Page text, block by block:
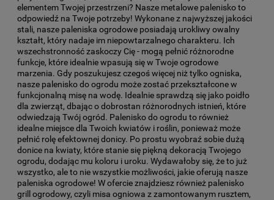
elementem Twojej przestrzeni? Nasze metalowe palenisko to
odpowiedź na Twoje potrzeby! Wykonane z najwyższej jakości
stali, nasze paleniska ogrodowe posiadają urokliwy owalny
kształt, który nadaje im niepowtarzalnego charakteru. Ich
wszechstronność zaskoczy Cię - mogą pełnić różnorodne
funkcje, które idealnie wpasują się w Twoje ogrodowe
marzenia. Gdy poszukujesz czegoś więcej niż tylko ogniska,
nasze palenisko do ogrodu może zostać przekształcone w
funkcjonalną misę na wodę. Idealnie sprawdzą się jako poidło
dla zwierząt, dbając o dobrostan różnorodnych istnień, które
odwiedzają Twój ogród. Palenisko do ogrodu to również
idealne miejsce dla Twoich kwiatów i roślin, ponieważ może
pełnić rolę efektownej donicy. Po prostu wyobraź sobie dużą
donice na kwiaty, które stanie się piękną dekoracją Twojego
ogrodu, dodając mu koloru i uroku. Wydawałoby się, że to już
wszystko, ale to nie wszystkie możliwości, jakie oferują nasze
paleniska ogrodowe! W ofercie znajdziesz również palenisko
grill ogrodowy, czyli misa ogniowa z zamontowanym rusztem,